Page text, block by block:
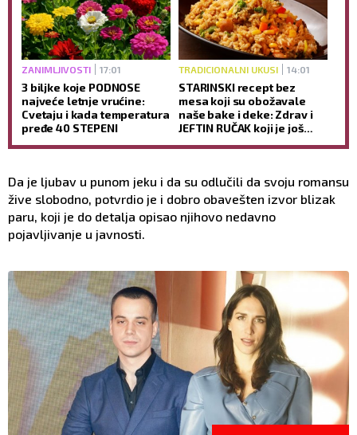
ZANIMLJIVOSTI 17:01
3 biljke koje PODNOSE
najveće letnje vrućine:
Cvetaju i kada temperatura
pređe 40 STEPENI
TRADICIONALNI UKUSI 14:01
STARINSKI recept bez
mesa koji su obožavale
naše bake i deke: Zdrav i
JEFTIN RUČAK koji je još
Da je ljubav u punom jeku i da su odlučili da svoju romansu
žive slobodno, potvrdio je i dobro obavešten izvor blizak
paru, koji je do detalja opisao njihovo nedavno
pojavljivanje u javnosti.